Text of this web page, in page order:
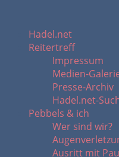
Hadel.net
Reitertreff
Impressum
Medien-
Presse-Archiv
Hadel.net-
Pebbels & ich
Wer sind wir?
Ausritt mit